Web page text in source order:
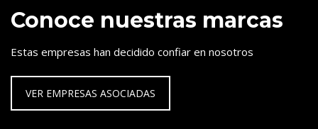
Conoce nuestras marcas
Estas empresas han decidido confiar en nosotros
VER EMPRESAS ASOCIADAS